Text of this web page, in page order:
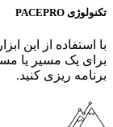
تکنولوژی PACEPRO
برای یک مسیر یا
برنامه‌ ریزی کنید.